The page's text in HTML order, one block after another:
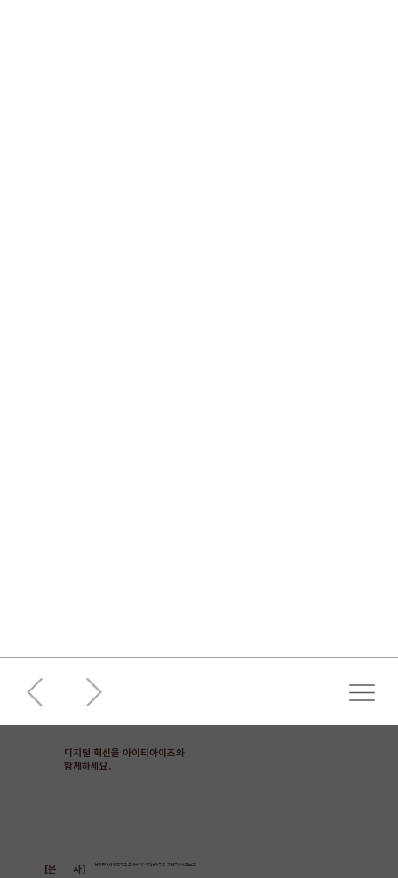
디지털 혁신을 아이티아이즈와
​함께하세요.
[본 사]
서울특별시 영등포구 은행로 37, 5층(여의도동, 기계진흥회관본관)